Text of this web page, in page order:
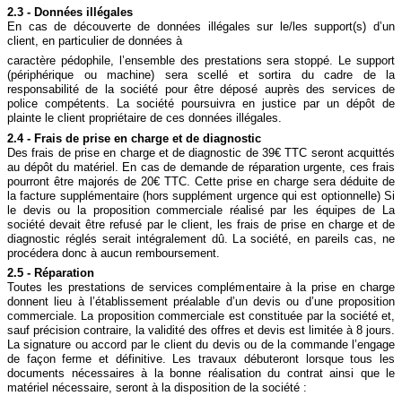
2.3 - Données illégales
En cas de découverte de données illégales sur le/les support(s) d’un
client, en particulier de données à
caractère pédophile, l’ensemble des prestations sera stoppé. Le support
(périphérique ou machine) sera scellé et sortira du cadre de la
responsabilité de la société pour être déposé auprès des services de
police compétents. La société poursuivra en justice par un dépôt de
plainte le client propriétaire de ces données illégales.
2.4 - Frais de prise en charge et de diagnostic
Des frais de prise en charge et de diagnostic de 39€ TTC seront acquittés
au dépôt du matériel. En cas de demande de réparation urgente, ces frais
pourront être majorés de 20€ TTC. Cette prise en charge sera déduite de
la facture supplémentaire (hors supplément urgence qui est optionnelle) Si
le devis ou la proposition commerciale réalisé par les équipes de La
société devait être refusé par le client, les frais de prise en charge et de
diagnostic réglés serait intégralement dû. La société, en pareils cas, ne
procédera donc à aucun remboursement.
2.5 - Réparation
Toutes les prestations de services complémentaire à la prise en charge
donnent lieu à l’établissement préalable d’un devis ou d’une proposition
commerciale. La proposition commerciale est constituée par la société et,
sauf précision contraire, la validité des offres et devis est limitée à 8 jours.
La signature ou accord par le client du devis ou de la commande l’engage
de façon ferme et définitive. Les travaux débuteront lorsque tous les
documents nécessaires à la bonne réalisation du contrat ainsi que le
matériel nécessaire, seront à la disposition de la société :